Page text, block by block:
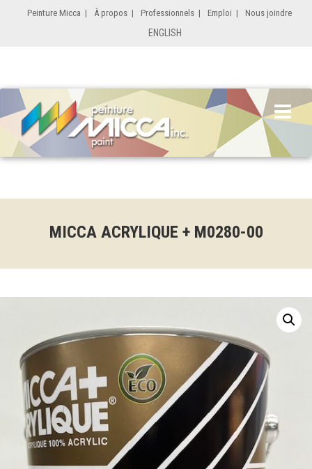
Peinture Micca | À propos | Professionnels | Emploi | Nous joindre
ENGLISH
MICCA ACRYLIQUE + M0280-00